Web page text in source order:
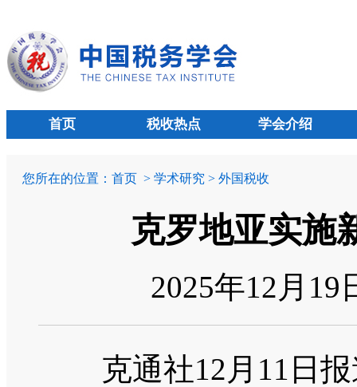
首页 税收热点 学会介绍
您所在的位置： 首页 > 学术研究 > 外国税收
克罗地亚实施
2025年12月19
克通社12月11日报